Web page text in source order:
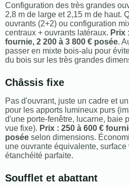
Configuration des très grandes
2,8 m de large et 2,15 m de haut.
ouvrants (2+2) ou configuration
centraux + ouvrants latéraux. Prix
fournie, 2 200 à 3 800 € posée.
passer en mixte bois-alu pour
du bois sur les très grandes
Châssis fixe
Pas d'ouvrant, juste un cadre et
pour les apports lumineux purs
d'une porte-fenêtre, lucarne, baie
vue fixe). Prix : 250 à 600 €
posée selon dimensions.
une ouvrante équivalente, surface
étanchéité parfaite.
Soufflet et abattant